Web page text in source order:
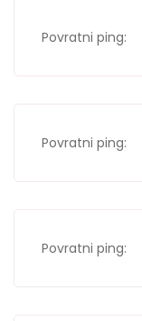
Povratni ping:
Povratni ping:
Povratni ping: